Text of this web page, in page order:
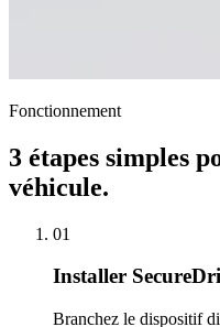
Fonctionnement
3 étapes simples
véhicule.
01
Installer
Branchez le dispositif